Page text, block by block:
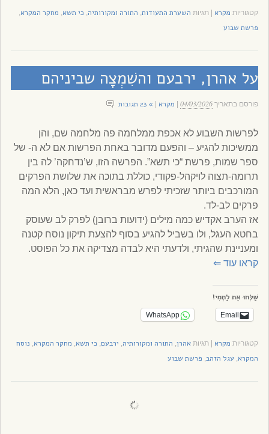
קטגוריות מקרא |תגיות השערת התעודות, התורה ומקורותיה, כי תשא, מחקר המקרא,
פרשת שבוע
על אהרן, ירבעם והשִׁמְצָה שביניהם
פורסם בתאריך04/03/2026 מקרא » 23 תגובות
לפרשות השבוע לא אכפת ממלחמה פה מלחמה שם, והן
ממשיכות להגיע – והפעם מדובר באחת הפרשות אם לא ה- של
ספר שמות, פרשת “כי תשא”. הפרשה הזו, ש’נדחקה’ לה בין
תרומה-תצוה לויקהל-פקודי, כוללת בתוכה את שלושת הפרקים
המורכבים ביותר שזכיתי לפרש מבראשית ועד כאן, הלא המה
פרקים לב-לד.
אז הערב אקדיש כמה מילים (ידועות ברובן) לפרק לב שעוסק
בחטא העגל, ולו בשביל להגיע בסוף להצעת תיקון נוסח קטנה
ומעניינת שהגיתי, ולדעתי היא לבדה מצדיקה את כל הפוסט.
קראו עוד⇐
שַׁלְּחוּ אֶת לַחְמִי!
Email
WhatsApp
קטגוריות מקרא |תגיותאהרן, התורה ומקורותיה, ירבעם, כי תשא, מחקר המקרא, נוסח
המקרא, עגל הזהב, פרשת שבוע